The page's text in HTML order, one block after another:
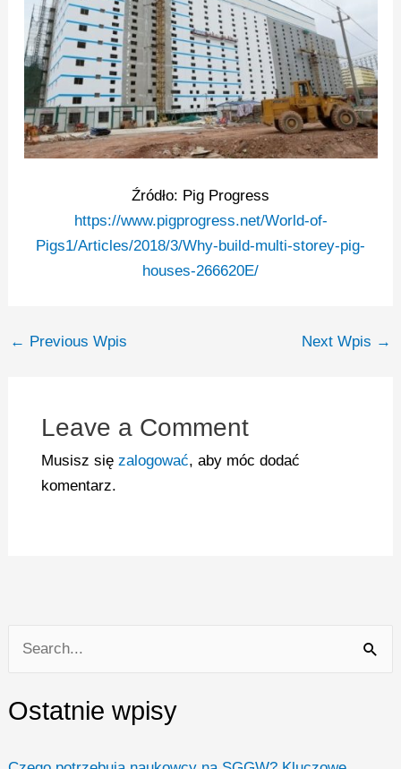
a
Ostatnie wpisy
Źródło: Pig Progress
https://www.pigprogress.net/World-of-
Pigs1/Articles/2018/3/Why-build-multi-storey-pig-
houses-266620E/
← Previous Wpis Next Wpis →
Leave a Comment
Musisz się zalogować, aby móc dodać
komentarz.